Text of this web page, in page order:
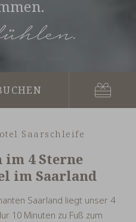
Buchen
Saarschleife
4 Sterne
im Saarland
Saarland liegt unser 4
10 Minuten zu Fuß zum